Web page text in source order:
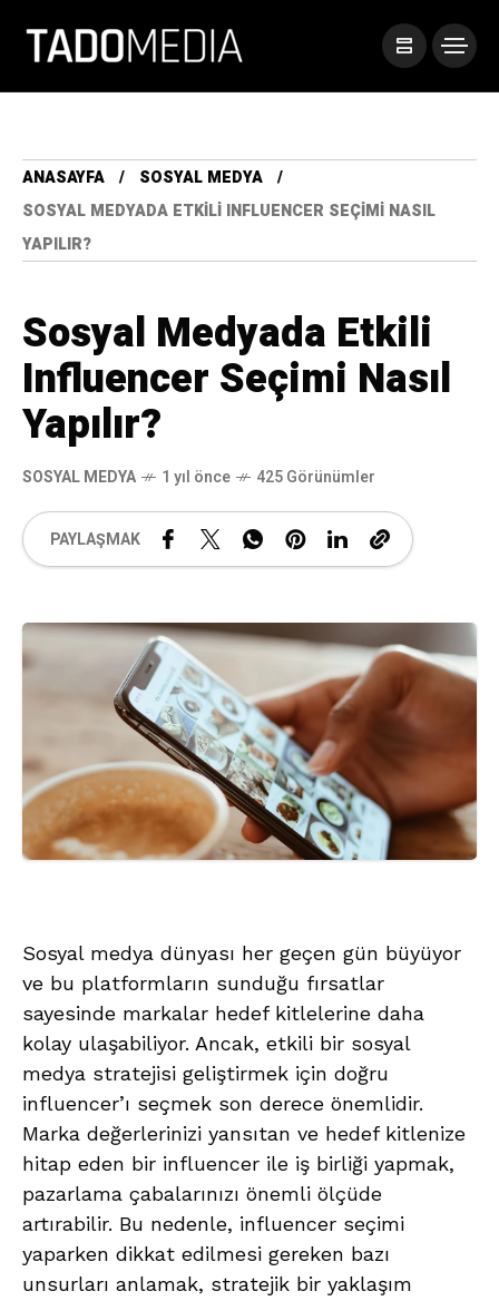
ANASAYFA
SOSYAL MEDYA
SOSYAL MEDYADA ETKILI INFLUENCER SEÇIMI NASIL
YAPILIR?
Sosyal Medyada Etkili
Influencer Seçimi Nasıl
Yapılır?
SOSYAL MEDYA 1 yıl önce 425 Görünümler
PAYLAŞMAK
Sosyal medya dünyası her geçen gün büyüyor
ve bu platformların sunduğu fırsatlar
sayesinde markalar hedef kitlelerine daha
kolay ulaşabiliyor. Ancak, etkili bir sosyal
medya stratejisi geliştirmek için doğru
influencer’ı seçmek son derece önemlidir.
Marka değerlerinizi yansıtan ve hedef kitlenize
hitap eden bir influencer ile iş birliği yapmak,
pazarlama çabalarınızı önemli ölçüde
artırabilir. Bu nedenle, influencer seçimi
yaparken dikkat edilmesi gereken bazı
unsurları anlamak, stratejik bir yaklaşım